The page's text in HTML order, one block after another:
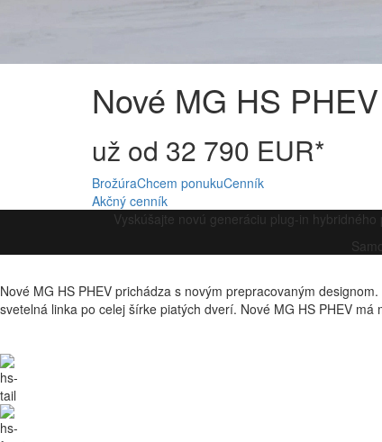
Nové MG HS PHEV
už od 32 790 EUR*
BrožúraChcem ponukuCenník
Akčný cenník
Vyskúšajte novú generáciu plug-in
Nové MG HS PHEV prichádza s novým prepracovaným
svetelná linka po celej šírke piatých dverí. Nové MG HS PHEV